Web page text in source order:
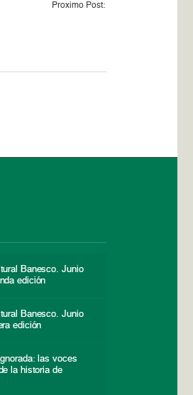
Proximo Post:
Banesco. Junio
edición
Banesco. Junio
edición
las voces
la historia de